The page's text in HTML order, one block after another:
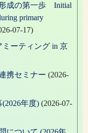
成の第一歩 Initial
primary
07-17)
ーティング in 京
携セミナー (2026-
年度) (2026-07-